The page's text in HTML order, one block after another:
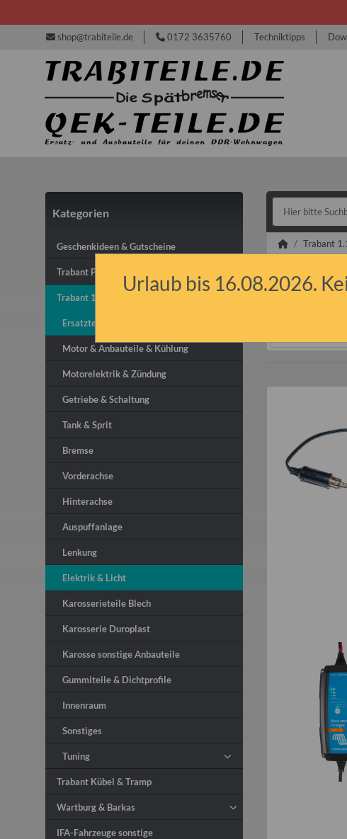
shop@trabiteile.de 0172 3635760 Techniktipps
Trabant
Elektrik &
Kategorien
Geschenkideen & Gutscheine
Trabant P50/P60 & P601
Trabant 1.1
Ersatzteile
Motor & Anbauteile & Kühlung
Motorelektrik & Zündung
Getriebe & Schaltung
Tank & Sprit
Bremse
Vorderachse
Hinterachse
Auspuffanlage
Lenkung
Elektrik & Licht
Karosserieteile Blech
Karosserie Duroplast
Karosse sonstige Anbauteile
Gummiteile & Dichtprofile
Innenraum
Sonstiges
Tuning
Trabant Kübel & Tramp
Wartburg & Barkas
IFA-Fahrzeuge sonstige
Urlaub bis 16.08.2026.